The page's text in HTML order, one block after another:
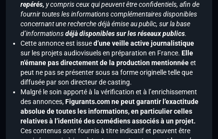
repérés, y compris ceux qui peuvent être confidentiels, afin de
fournir toutes les informations complémentaires disponibles
concernant une recherche déjà émise au public, sur la base
d’informationsdéjà disponibles sur les réseaux publics.
Cette annonce est issued’une veille active journalistique
sur les projets audiovisuels en préparation en France. Elle
n’émane pas directement de la production mentionnéeet
peut ne pas se présenter sous sa forme originelle telle que
diffusée par son directeur de casting.
Malgré le soin apporté à la vérification et à l’enrichissement
des annonces,Figurants.com ne peut garantir l’exactitude
absolue de toutes les informations, en particulier celles
relatives à l’identité des comédiens associés à un projet.
Ces contenus sont fournis à titre indicatif et peuvent être